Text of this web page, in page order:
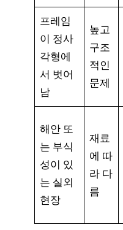
프레임
이 정사
각형에
서 벗어
남
높고
구조
적인
문제
해안 또
는 부식
성이 있
는 실외
현장
재료
에 따
라 다
름